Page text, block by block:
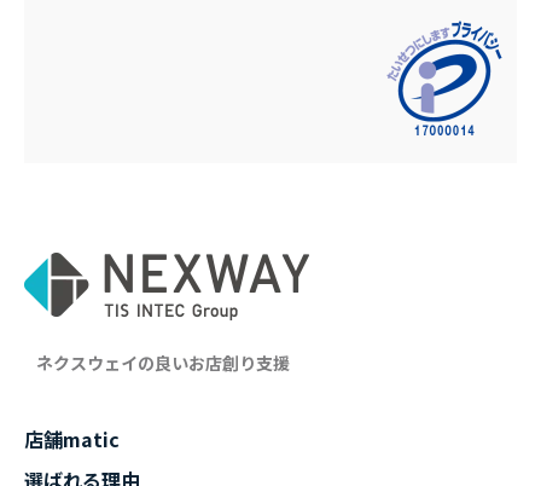
ネクスウェイの良いお店創り支援
店舗matic
選ばれる理由